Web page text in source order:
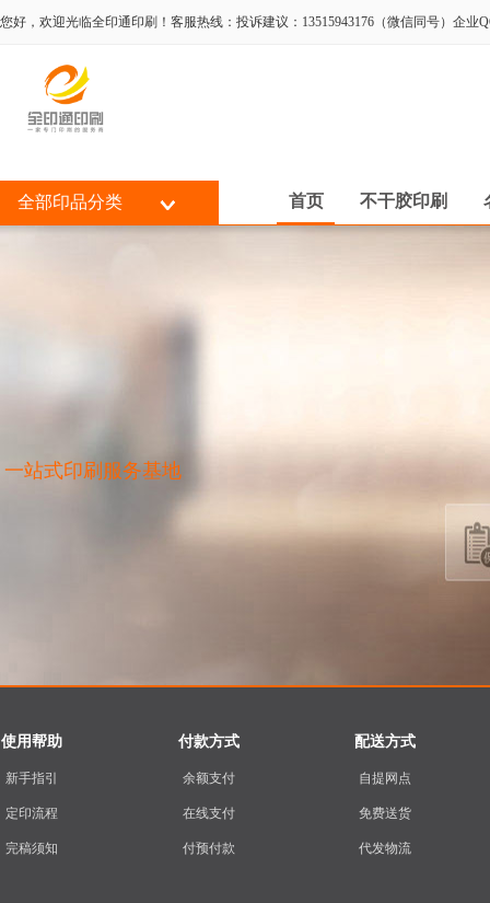
您好，欢迎光临全印通印刷！客服热线：投诉建议：13515943176（微信同号）企业
全部印品分类 首页 不干胶印刷
一站式印刷服务基地
使用帮助
新手指引
定印流程
完稿须知
付款方式
余额支付
在线支付
付预付款
配送方式
自提网点
免费送货
代发物流